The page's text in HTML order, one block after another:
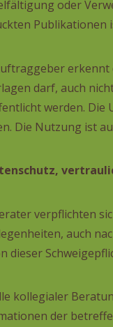
oder
Publikationen
erkennt
darf, auch
werden. Die
Die Nutzung ist
verpflichten
auch
dieser
kollegialer
der